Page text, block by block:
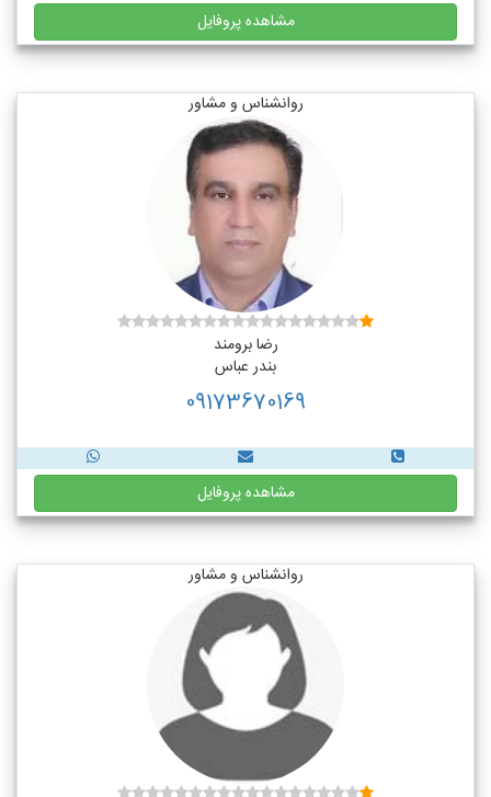
مشاهده پروفایل
روانشناس و مشاور
رضا برومند
بندر عباس
09173670169
مشاهده پروفایل
روانشناس و مشاور